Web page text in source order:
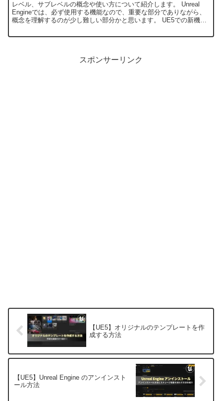
レベル、サブレベルの概念や使い方について紹介します。 Unreal
Engineでは、必ず使用する機能なので、重要な部分でありながら、
概念を理解するのが少し難しい部分かと思います。 UE5での新機能
す。
スポンサーリンク
【UE5】オリジナルのテンプレートを作
成する方法
【UE5】Unreal Engine のアンインスト
ール方法